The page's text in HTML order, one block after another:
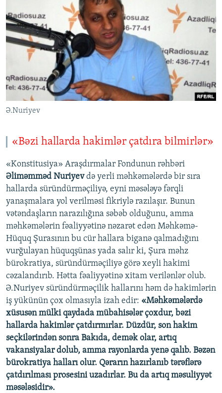
Ə.Nuriyev
«Bəzi hallarda hakimlər çatdıra bilmirlər»
«Konstitusiya» Araşdırmalar Fondunun rəhbəri
Əliməmməd Nuriyevdə yerli məhkəmələrdə bir sıra
hallarda süründürməçiliyə, eyni məsələyə fərqli
yanaşmalara yol verilməsi fikriylə razılaşır. Bunun
vətəndaşların narazılığına səbəb olduğunu, amma
məhkəmələrin fəaliyyətinə nəzarət edən Məhkəmə-
Hüquq Şurasının bu cür hallara biganə qalmadığını
vurğulayan hüquqşünas yada salır ki, Şura məhz
bürokratiya, süründürməçiliyə görə xeyli hakimi
cəzalandırıb. Hətta fəaliyyətinə xitam verilənlər olub.
Ə.Nuriyev süründürməçilik hallarını həm də hakimlərin
iş yükünün çox olmasıyla izah edir: «Məhkəmələrdə
xüsusən mülki qaydada mübahisələr çoxdur, bəzi
hallarda hakimlər çatdırmırlar. Düzdür, son hakim
seçkilərindən sonra Bakıda, demək olar, artıq
vakansiyalar dolub, amma rayonlarda yenə qalıb. Bəzən
bürokratiya halları olur. Qərarın hazırlanıb tərəflərə
çatdırılması prosesini uzadırlar. Bu da artıq məsuliyyət
məsələsidir».